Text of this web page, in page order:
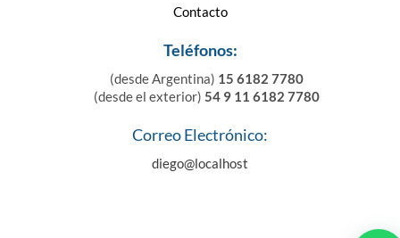
Contacto
Teléfonos:
(desde Argentina) 15 6182 7780
(desde el exterior) 54 9 11 6182 7780
Correo Electrónico:
diego@localhost